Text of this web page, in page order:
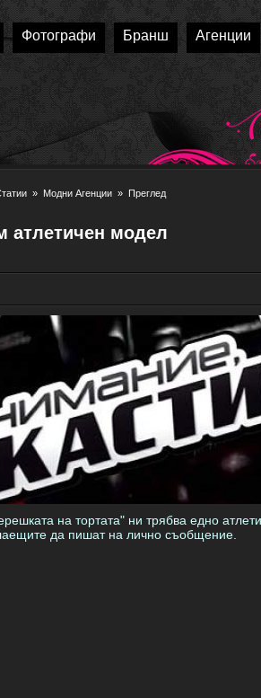
Фотографи Бранш Агенции
» Модни Агенции » Преглед
атлетичен модел
на тортата" ни трябва едно
да пишат на лично съобщение.